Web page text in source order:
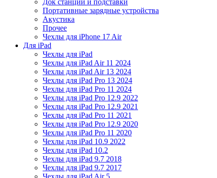
Док станции и подставки
Портативные зарядные устройства
Акустика
Прочее
Чехлы для iPhone 17 Air
Для iPad
Чехлы для iPad
Чехлы для iPad Air 11 2024
Чехлы для iPad Air 13 2024
Чехлы для iPad Pro 13 2024
Чехлы для iPad Pro 11 2024
Чехлы для iPad Pro 12.9 2022
Чехлы для iPad Pro 12.9 2021
Чехлы для iPad Pro 11 2021
Чехлы для iPad Pro 12.9 2020
Чехлы для iPad Pro 11 2020
Чехлы для iPad 10.9 2022
Чехлы для iPad 10.2
Чехлы для iPad 9.7 2018
Чехлы для iPad 9.7 2017
Чехлы для iPad Air 5